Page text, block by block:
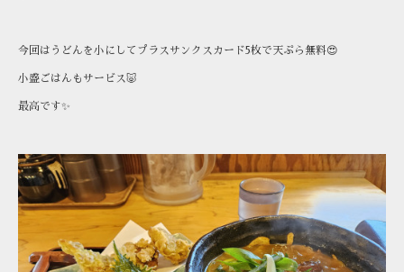
今回はうどんを小にしてプラスサンクスカード5枚で天ぷら無料😍
小盛ごはんもサービス🐷
最高です✨